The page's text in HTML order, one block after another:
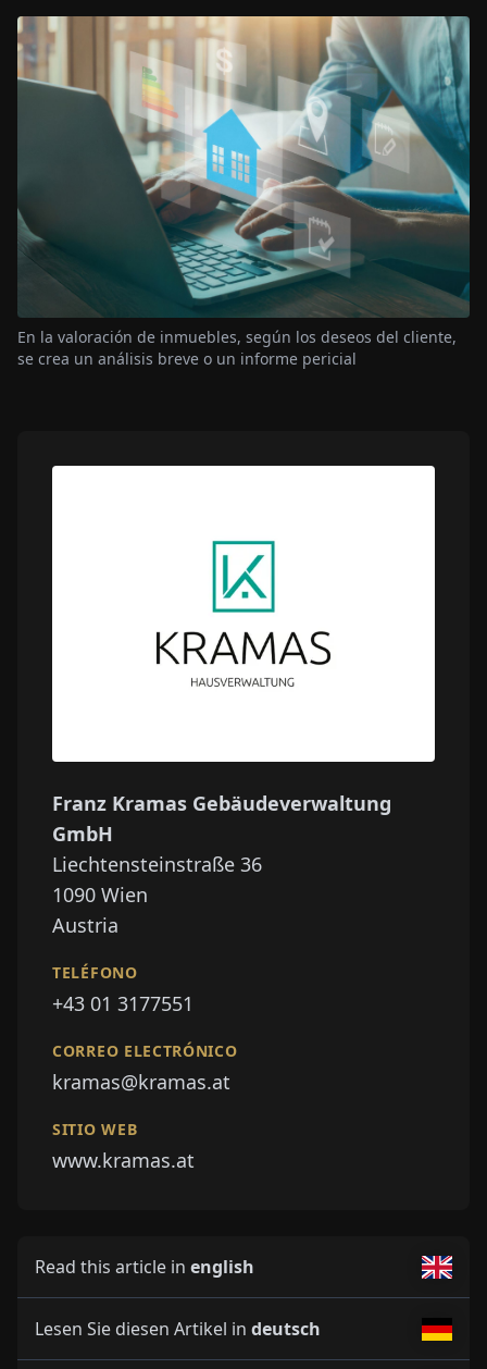
En la valoración de inmuebles, según los deseos del cliente,
se crea un análisis breve o un informe pericial
Franz Kramas Gebäudeverwaltung
GmbH
Liechtensteinstraße 36
1090 Wien
Austria
TELÉFONO
+43 01 3177551
CORREO ELECTRÓNICO
kramas@kramas.at
SITIO WEB
www.kramas.at
Read this article in english
Lesen Sie diesen Artikel in deutsch